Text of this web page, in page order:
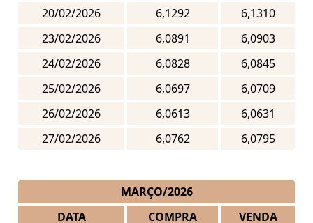
20/02/2026
6,1292
6,1310
23/02/2026
6,0891
6,0903
24/02/2026
6,0828
6,0845
25/02/2026
6,0697
6,0709
26/02/2026
6,0613
6,0631
27/02/2026
6,0762 6,0795
MARÇO/2026
DATA
COMPRA VENDA